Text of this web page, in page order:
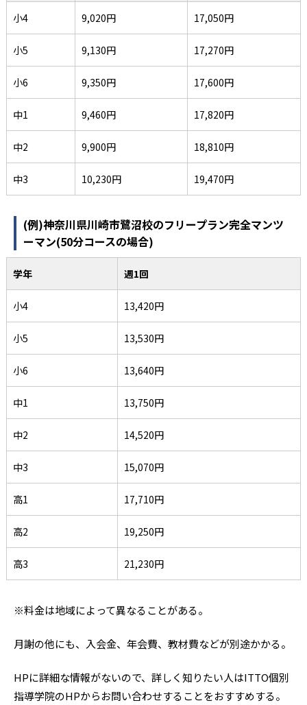
小4 9,020円 17,050円
小5 9,130円 17,270円
小6 9,350円 17,600円
中1 9,460円 17,820円
中2 9,900円 18,810円
中3 10,230円 19,470円
(例)神奈川県川崎市鷺沼校のフリープラン完全マンツ
ーマン(50分コースの場合)
学年 週1回
小4 13,420円
小5 13,530円
小6 13,640円
中1 13,750円
中2 14,520円
中3 15,070円
高1 17,710円
高2 19,250円
高3 21,230円
※料金は地域によって異なることがある。
月謝の他にも、入会金、年会費、教材費などが別途かかる。
HPに詳細な情報がないので、詳しく知りたい人はITTO個別
指導学院のHPからお問い合わせすることをおすすめする。